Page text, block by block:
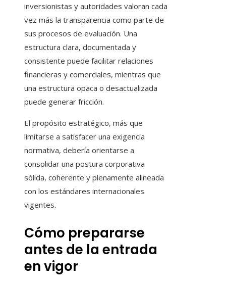
inversionistas y autoridades valoran cada
vez más la transparencia como parte de
sus procesos de evaluación. Una
estructura clara, documentada y
consistente puede facilitar relaciones
financieras y comerciales, mientras que
una estructura opaca o desactualizada
puede generar fricción.
El propósito estratégico, más que
limitarse a satisfacer una exigencia
normativa, debería orientarse a
consolidar una postura corporativa
sólida, coherente y plenamente alineada
con los estándares internacionales
vigentes.
Cómo prepararse
antes de la entrada
en vigor